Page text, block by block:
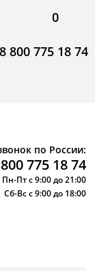
0
8 800 775 18 74
по России:
775 18 74
Пт с 9:00 до 21:00
Сб-Вс с 9:00 до 18:00